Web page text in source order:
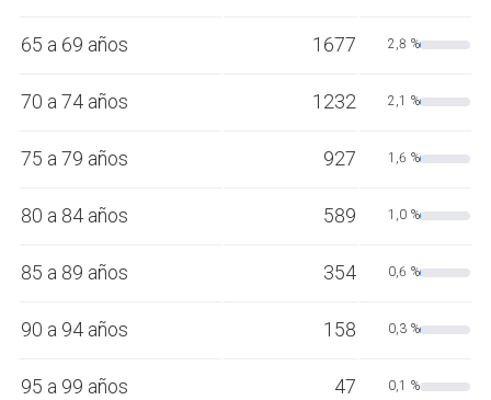
65 a 69 años 1677 2,8 %
70 a 74 años 1232 2,1 %
75 a 79 años 927 1,6 %
80 a 84 años 589 1,0 %
85 a 89 años 354 0,6 %
90 a 94 años 158 0,3 %
95 a 99 años 47 0,1 %